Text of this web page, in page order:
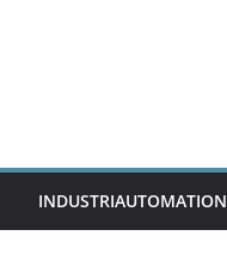
INDUSTRIAUTOMATION